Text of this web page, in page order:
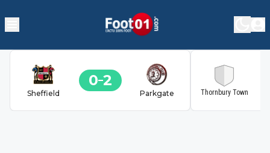
Sheffield
0 2
Parkgate Thornbury Town